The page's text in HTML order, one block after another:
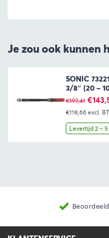
Je zou ook kunnen
SONIC
3/8″ (20 –
€197,41
prijs
was:
€
€118,66 excl.
Levertijd 2 –